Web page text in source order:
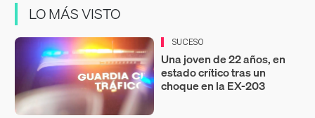
LO MÁS VISTO
SUCESO
Una joven de 22 años, en
estado crítico tras un
choque en la EX-203